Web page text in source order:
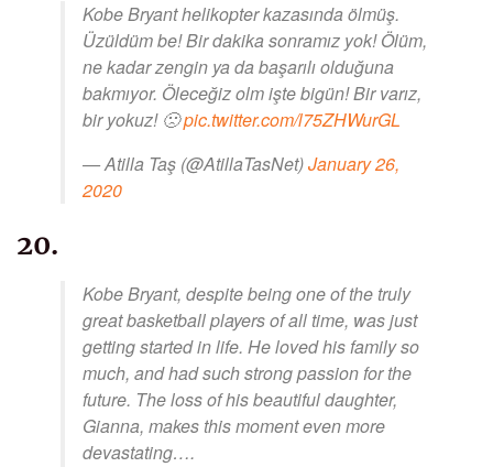
Kobe Bryant helikopter kazasında ölmüş.
Üzüldüm be! Bir dakika sonramız yok! Ölüm,
ne kadar zengin ya da başarılı olduğuna
bakmıyor. Öleceğiz olm işte bigün! Bir varız,
bir yokuz! 🙁pic.twitter.com/l75ZHWurGL
— Atilla Taş (@AtillaTasNet)January 26,
2020
20.
Kobe Bryant, despite being one of the truly
great basketball players of all time, was just
getting started in life. He loved his family so
much, and had such strong passion for the
future. The loss of his beautiful daughter,
Gianna, makes this moment even more
devastating….